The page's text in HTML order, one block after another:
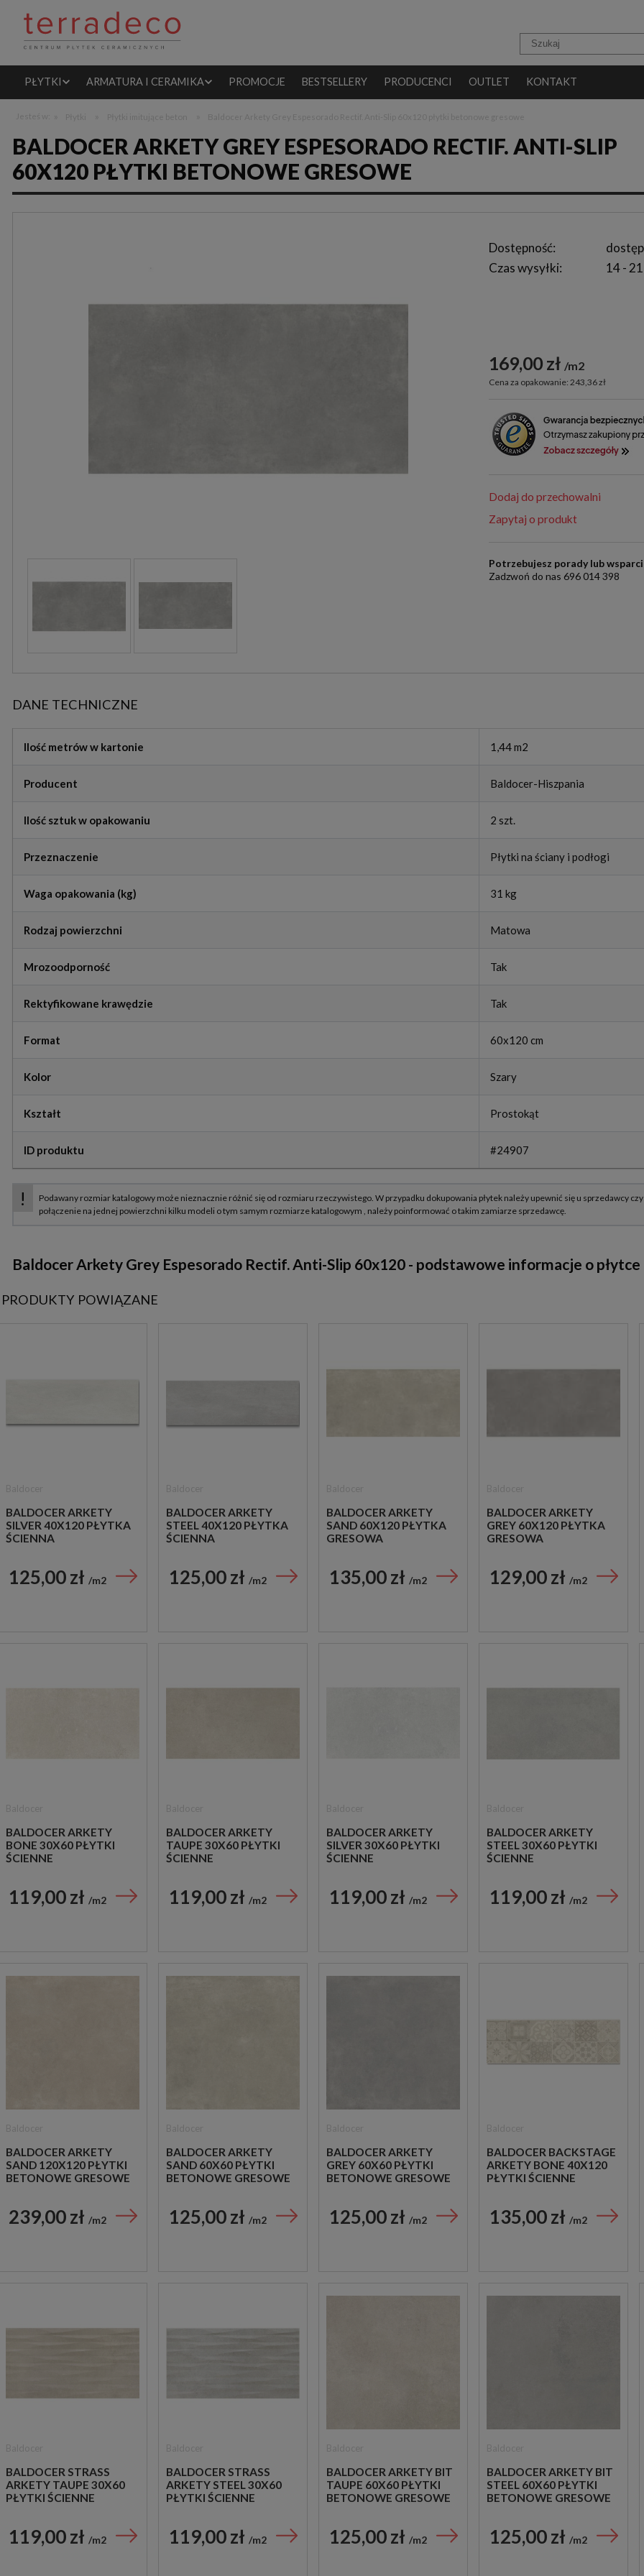
PŁYTKI ARMATURA I CERAMIKA PROMOCJE BESTSELLERY PRODUCENCI OUTLET KONTAKT
BALDOCER ARKETY GREY ESPESORADO RECTIF. ANTI-SLIP
60X120 PŁYTKI BETONOWE GRESOWE
Dostępność:
Czas wysyłki:
14 -
169,00 zł m2
Cena za opakowanie: 243,36 zł
Dodaj do przechowalni
Zapytaj o produkt
Potrzebujesz porady lub
Zadzwoń do nas 696 014 398
DANE TECHNICZNE
Ilość metrów w kartonie 1,44 m2
Producent Baldocer-Hiszpania
Ilość sztuk w opakowaniu 2 szt.
Przeznaczenie Płytki na ściany i podłogi
Waga opakowania (kg) 31 kg
Rodzaj powierzchni Matowa
Mrozoodporność Tak
Rektyfikowane krawędzie Tak
Format 60x120 cm
Kolor Szary
Kształt Prostokąt
ID produktu #24907
Baldocer Arkety Grey Espesorado Rectif. Anti-Slip 60x120 - podstawowe informacje o płytce
PRODUKTY POWIĄZANE
BALDOCER ARKETY
SILVER 40X120 PŁYTKA
ŚCIENNA
125,00 zł m2
BALDOCER ARKETY
STEEL 40X120 PŁYTKA
ŚCIENNA
125,00 zł m2
BALDOCER ARKETY
SAND 60X120 PŁYTKA
GRESOWA
135,00 zł m2
BALDOCER ARKETY
GREY 60X120 PŁYTKA
GRESOWA
129,00 zł m2
BALDOCER ARKETY
BONE 30X60 PŁYTKI
ŚCIENNE
119,00 zł m2
BALDOCER ARKETY
TAUPE 30X60 PŁYTKI
ŚCIENNE
119,00 zł m2
BALDOCER ARKETY
SILVER 30X60 PŁYTKI
ŚCIENNE
119,00 zł m2
BALDOCER ARKETY
STEEL 30X60 PŁYTKI
ŚCIENNE
119,00 zł m2
BALDOCER ARKETY
SAND 120X120 PŁYTKI
BETONOWE GRESOWE
239,00 zł m2
BALDOCER ARKETY
SAND 60X60 PŁYTKI
BETONOWE GRESOWE
125,00 zł m2
BALDOCER ARKETY
GREY 60X60 PŁYTKI
BETONOWE GRESOWE
125,00 zł m2
BALDOCER BACKSTAGE
ARKETY BONE 40X120
PŁYTKI ŚCIENNE
135,00 zł m2
BALDOCER STRASS
ARKETY TAUPE 30X60
PŁYTKI ŚCIENNE
119,00 zł m2
BALDOCER STRASS
ARKETY STEEL 30X60
PŁYTKI ŚCIENNE
119,00 zł m2
BALDOCER ARKETY BIT
TAUPE 60X60 PŁYTKI
BETONOWE GRESOWE
125,00 zł m2
BALDOCER ARKETY BIT
STEEL 60X60 PŁYTKI
BETONOWE GRESOWE
125,00 zł m2